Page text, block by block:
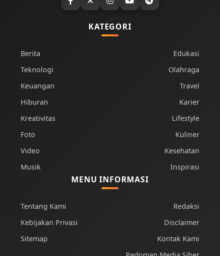
KATEGORI
Berita
Teknologi
Keuangan
Hiburan
Kreativitas
Foto
Video
Musik
Edukasi
Olahraga
Travel
Karier
Lifestyle
Kuliner
Kesehatan
Inspirasi
MENU INFORMASI
Tentang Kami
Kebijakan Privasi
Sitemap
Redaksi
Disclaimer
Kontak Kami